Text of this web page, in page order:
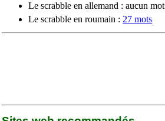
Le scrabble en allemand : aucun mot
Le scrabble en roumain : 27 mots